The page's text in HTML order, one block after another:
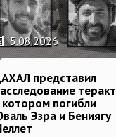
5.08.2026
представил
котором погибли
Эзра и Бениягу